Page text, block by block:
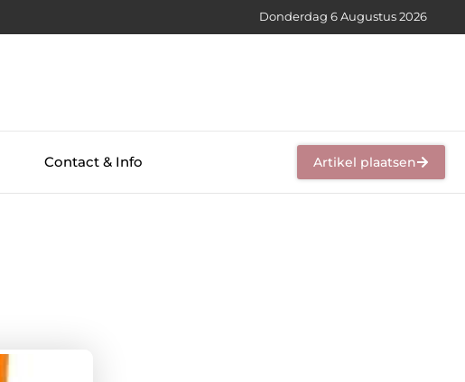
Donderdag 6 Augustus 2026
Contact & Info Artikel plaatsen